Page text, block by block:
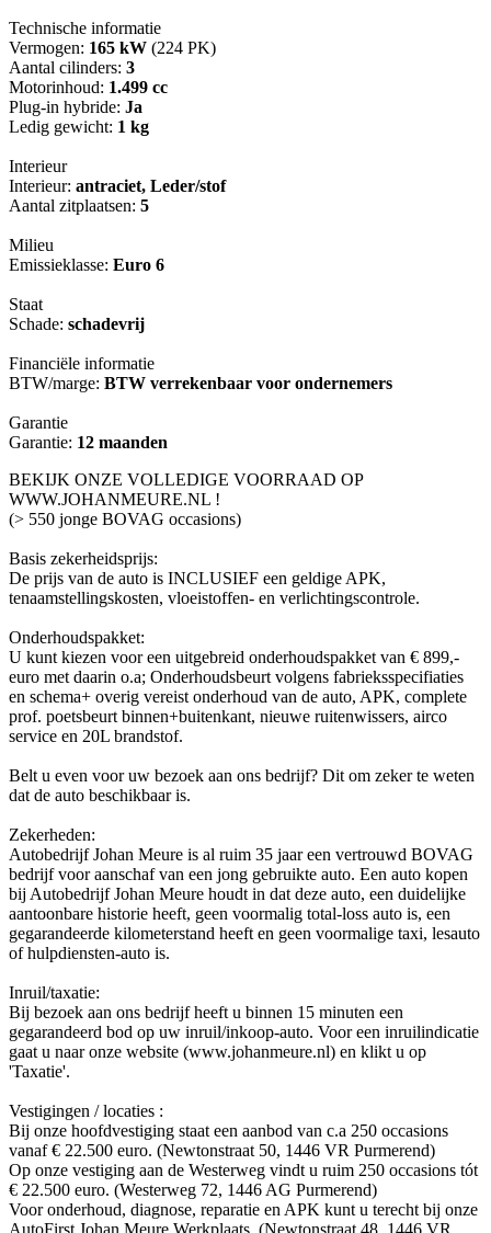
Technische informatie
Vermogen: 165 kW (224 PK)
Aantal cilinders: 3
Motorinhoud: 1.499 cc
Plug-in hybride: Ja
Ledig gewicht: 1 kg
Interieur
Interieur: antraciet, Leder/stof
Aantal zitplaatsen: 5
Milieu
Emissieklasse: Euro 6
Staat
Schade: schadevrij
Financiële informatie
BTW/marge: BTW verrekenbaar voor ondernemers
Garantie
Garantie: 12 maanden
BEKIJK ONZE VOLLEDIGE VOORRAAD OP
WWW.JOHANMEURE.NL !
(> 550 jonge BOVAG occasions)
Basis zekerheidsprijs:
De prijs van de auto is INCLUSIEF een geldige APK,
tenaamstellingskosten, vloeistoffen- en verlichtingscontrole.
Onderhoudspakket:
U kunt kiezen voor een uitgebreid onderhoudspakket van € 899,-
euro met daarin o.a; Onderhoudsbeurt volgens fabrieksspecifiaties
en schema+ overig vereist onderhoud van de auto, APK, complete
prof. poetsbeurt binnen+buitenkant, nieuwe ruitenwissers, airco
service en 20L brandstof.
Belt u even voor uw bezoek aan ons bedrijf? Dit om zeker te weten
dat de auto beschikbaar is.
Zekerheden:
Autobedrijf Johan Meure is al ruim 35 jaar een vertrouwd BOVAG
bedrijf voor aanschaf van een jong gebruikte auto. Een auto kopen
bij Autobedrijf Johan Meure houdt in dat deze auto, een duidelijke
aantoonbare historie heeft, geen voormalig total-loss auto is, een
gegarandeerde kilometerstand heeft en geen voormalige taxi, lesauto
of hulpdiensten-auto is.
Inruil/taxatie:
Bij bezoek aan ons bedrijf heeft u binnen 15 minuten een
gegarandeerd bod op uw inruil/inkoop-auto. Voor een inruilindicatie
gaat u naar onze website (www.johanmeure.nl) en klikt u op
'Taxatie'.
Vestigingen / locaties :
Bij onze hoofdvestiging staat een aanbod van c.a 250 occasions
vanaf € 22.500 euro. (Newtonstraat 50, 1446 VR Purmerend)
Op onze vestiging aan de Westerweg vindt u ruim 250 occasions tót
€ 22.500 euro. (Westerweg 72, 1446 AG Purmerend)
Voor onderhoud, diagnose, reparatie en APK kunt u terecht bij onze
AutoFirst Johan Meure Werkplaats. (Newtonstraat 48, 1446 VR